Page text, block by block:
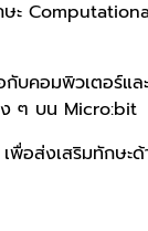
ษะ
บคอมพิวเตอร์แล
ง ๆ บน Micro:bit
อส่งเสริมทักษะด้